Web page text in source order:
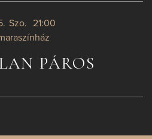
Szo. 21:00
PÁROS